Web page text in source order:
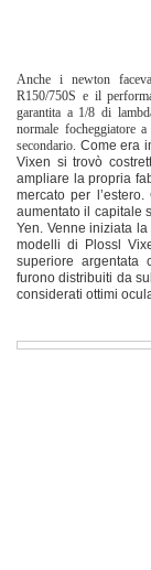
Anche i newton
R150/750S e il
garantita a 1/8 di
normale focheggiatore
secondario. Come era
Vixen si trovò
ampliare la propria
mercato per
aumentato il capitale
Yen. Venne iniziata
modelli di Plossl
superiore argentata
furono distribuiti da
considerati ottimi